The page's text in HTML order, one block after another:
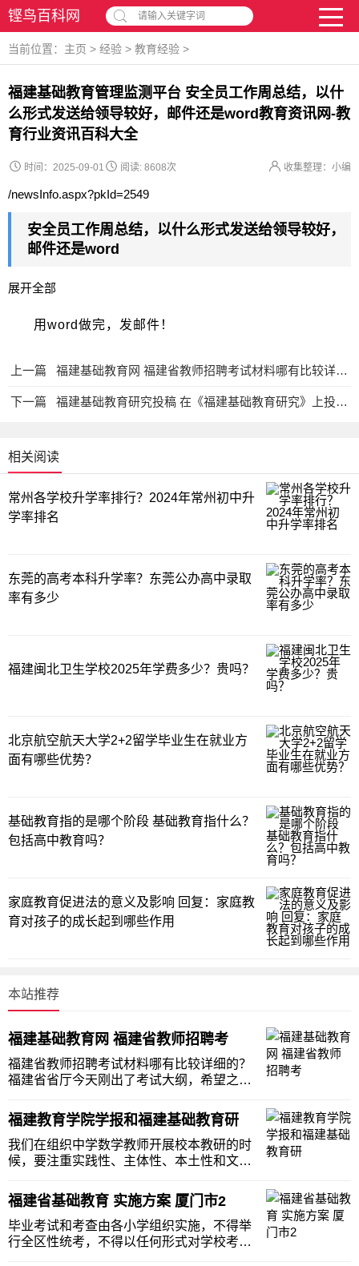
铿鸟百科网 请输入关键字词
当前位置： 主页 > 经验 > 教育经验 >
福建基础教育管理监测平台 安全员工作周总结，以什
么形式发送给领导较好，邮件还是word教育资讯网-教
育行业资讯百科大全
时间：2025-09-01 收集整理：小编
阅读: 8608次
/newsInfo.aspx?pkId=2549
安全员工作周总结，以什么形式发送给领导较好，
邮件还是word
展开全部
用word做完，发邮件！
上一篇 福建基础教育网 福建省教师招聘考试材料哪有比较详细的？教育资讯网-教育行业资讯百科大全
下一篇 福建基础教育研究投稿 在《福建基础教育研究》上投稿多久没答复才可以另投别的期刊教育资讯网-教育行业资讯百科大全
相关阅读
常州各学校升学率排行？2024年常州初中升
学率排名
东莞的高考本科升学率？东莞公办高中录取
率有多少
福建闽北卫生学校2025年学费多少？贵吗？
北京航空航天大学2+2留学毕业生在就业方
面有哪些优势？
基础教育指的是哪个阶段 基础教育指什么？
包括高中教育吗？
家庭教育促进法的意义及影响 回复：家庭教
育对孩子的成长起到哪些作用
本站推荐
福建基础教育网 福建省教师招聘考
福建省教师招聘考试材料哪有比较详细的？
福建省省厅今天刚出了考试大纲，希望之前
删选性复习。之前我们也是按自己的经验进
行的资料整理，各位考生的复习相对都是盲
目的，现在有了考试大纲希望各位好好参
考！最新版本资
福建教育学院学报和福建基础教育研
我们在组织中学数学教师开展校本教研的时
候，要注重实践性、主体性、本土性和文化
必要条件，是教师专业发展的内在动力，是
实现自主专业发展的基础和前提。在具体实
施过程中，为了获得更多的经验，使得老师
们资源共享，
福建省基础教育 实施方案 厦门市2
毕业考试和考查由各小学组织实施，不得举
行全区性统考，不得以任何形式对学校考试